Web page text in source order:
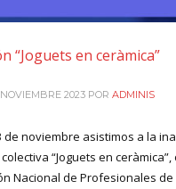
“Joguets en ceràmica”
2023 POR ADMINIS
de noviembre asistimos a la
“Joguets en
Nacional de Profesionales de